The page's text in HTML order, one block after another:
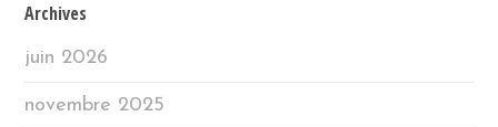
Archives
juin 2026
novembre 2025